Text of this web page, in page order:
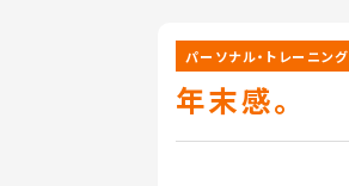
パーソナル・トレーニング
年末感。